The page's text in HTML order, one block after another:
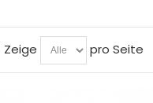
Zeige pro Seite